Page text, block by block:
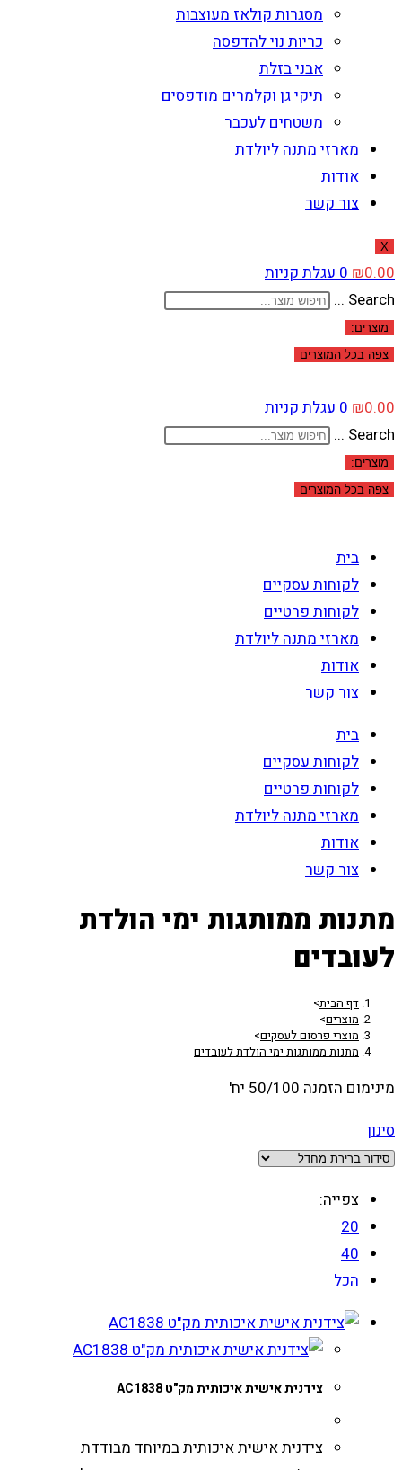
מסגרות קולאז מעוצבות
כריות נוי להדפסה
אבני בזלת
תיקי גן וקלמרים מודפסים
משטחים לעכבר
מארזי מתנה ליולדת
אודות
צור קשר
X
₪0.00
0עגלת קניות
Search ...
מוצרים:
צפה בכל המוצרים
₪0.00
0עגלת קניות
Search ...
מוצרים:
צפה בכל המוצרים
בית
לקוחות עסקיים
לקוחות פרטיים
מארזי מתנה ליולדת
אודות
צור קשר
בית
לקוחות עסקיים
לקוחות פרטיים
מארזי מתנה ליולדת
אודות
צור קשר
מתנות ממותגות ימי הולדת
לעובדים
דף הבית>
מוצרים>
מוצרי פרסום לעסקים>
מתנות ממותגות ימי הולדת לעובדים
מינימום הזמנה 50/100 יח'
סינון
צפייה:
20
40
הכל
צידנית אישית איכותית מק"ט AC1838
צידנית אישית איכותית במיוחד מבודדת